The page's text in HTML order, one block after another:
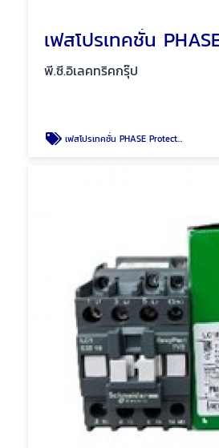
พี.ซี.อิเลคทริคกรุ๊ป
เฟสโปรเทคชั่น PHASE Protection พัทยา ชลบุรี